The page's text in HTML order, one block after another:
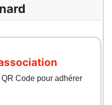
Code pour adhérer